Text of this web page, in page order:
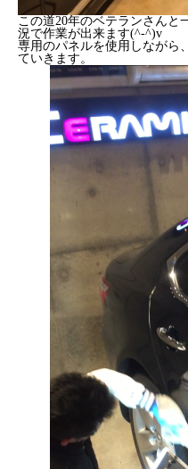
この道20年のベテランさんと
況で作業が出来ます(^-^)v
専用のパネルを使用しながら
ていきます。